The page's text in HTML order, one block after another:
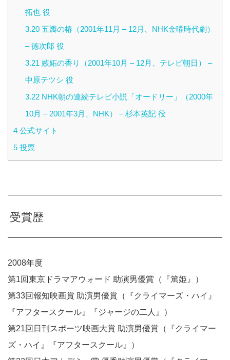
拓也 役
3.20五瓣の椿（2001年11月 – 12月、NHK金曜時代劇）
– 徳次郎 役
3.21 嫉妬の香り（2001年10月 – 12月、テレビ朝日） –
中原テツシ 役
3.22NHK朝の連続テレビ小説「オードリー」（2000年
10月 – 2001年3月、NHK） – 杉本英記 役
4 公式サイト
5 投票
受賞歴
2008年度
第1回東京ドラマアウォード 助演男優賞（『篤姫』）
第33回報知映画賞 助演男優賞（『クライマーズ・ハイ』
『アフタースクール』『ジャージの二人』）
第21回日刊スポーツ映画大賞 助演男優賞（『クライマー
ズ・ハイ』『アフタースクール』）